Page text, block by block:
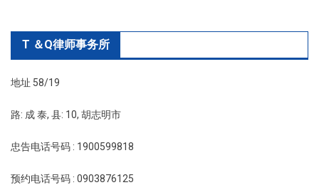
T ＆Q律师事务所
地址 58/19
路: 成 泰, 县: 10, 胡志明市
忠告电话号码 : 1900599818
预约电话号码 : 0903876125